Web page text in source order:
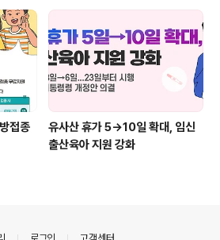
접종
유사산 휴가 5→10일 확대, 임신
출산육아 지원 강화